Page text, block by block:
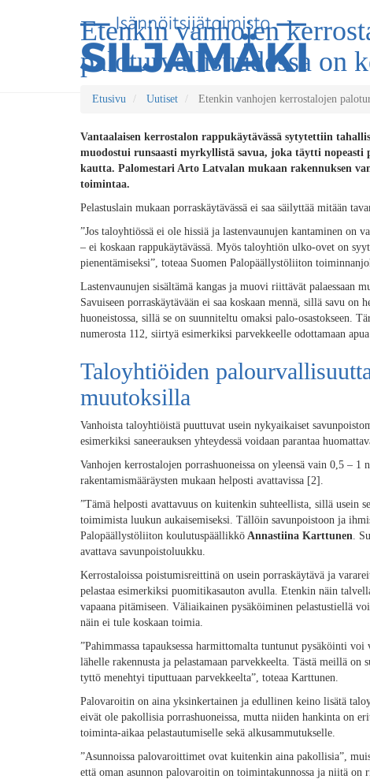
Etenkin vanhojen
paloturvallisuudessa on
Etusivu Uutiset Etenkin vanhojen kerrostalojen
Vantaalaisen kerrostalon rappukäytävässä sytytettiin
muodostui runsaasti myrkyllistä savua, joka täytti nopeasti
kautta. Palomestari Arto Latvalan mukaan rakennuksen
toimintaa.
Pelastuslain mukaan porraskäytävässä ei saa säilyttää mitään
”Jos taloyhtiössä ei ole hissiä ja lastenvaunujen kantaminen on
– ei koskaan rappukäytävässä. Myös taloyhtiön ulko-ovet on
pienentämiseksi”, toteaa Suomen Palopäällystöliiton
Lastenvaunujen sisältämä kangas ja muovi riittävät palaessaan
Savuiseen porraskäytävään ei saa koskaan mennä, sillä savu
huoneistossa, sillä se on suunniteltu omaksi palo-osastokseen.
numerosta 112, siirtyä esimerkiksi parvekkeelle odottamaan
Taloyhtiöiden
muutoksilla
Vanhoista taloyhtiöistä puuttuvat usein nykyaikaiset
esimerkiksi saneerauksen yhteydessä voidaan parantaa
Vanhojen kerrostalojen porrashuoneissa on yleensä vain 0,5 –
rakentamismääräysten mukaan helposti avattavissa [2].
”Tämä helposti avattavuus on kuitenkin suhteellista, sillä usein
toimimista luukun aukaisemiseksi. Tällöin savunpoistoon ja
Palopäällystöliiton koulutuspäällikkö Annastiina Karttunen.
avattava savunpoistoluukku.
Kerrostaloissa poistumisreittinä on usein porraskäytävä ja
pelastaa esimerkiksi puomitikasauton avulla. Etenkin näin
vapaana pitämiseen. Väliaikainen pysäköiminen pelastustiellä
näin ei tule koskaan toimia.
”Pahimmassa tapauksessa harmittomalta tuntunut pysäköinti
lähelle rakennusta ja pelastamaan parvekkeelta. Tästä meillä
tyttö menehtyi tiputtuaan parvekkeelta”, toteaa Karttunen.
Palovaroitin on aina yksinkertainen ja edullinen keino lisätä
eivät ole pakollisia porrashuoneissa, mutta niiden hankinta on
toiminta-aikaa pelastautumiselle sekä alkusammutukselle.
”Asunnoissa palovaroittimet ovat kuitenkin aina pakollisia”,
että oman asunnon palovaroitin on toimintakunnossa ja niitä on